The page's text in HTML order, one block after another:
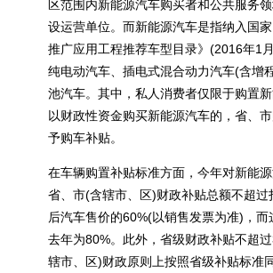
区范围内新能源汽车购买者和公共服务
设运营单位。而新能源汽车是指纳入国
推广应用工程推荐车型目录》(2016年1
纯电动汽车、插电式混合动力汽车(含增
池汽车。其中，私人消费者仅限于购置新
以财政性资金购买新能源汽车的，省、
予购车补贴。
在车辆购置补贴标准方面，今年对新能源
省、市(含辖市、区)财政补贴总额不超过
后汽车售价的60%(以销售发票为准)，而
去年为80%。此外，省级财政补贴不超
辖市、区)财政原则上按照省级补贴标准